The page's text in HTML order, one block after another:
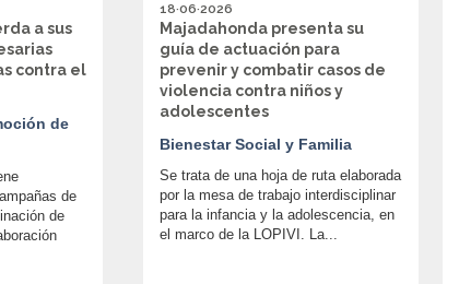
a sus
contra el
de
de
de
18·06·2026
Majadahonda presenta su
guía de actuación para
prevenir y combatir casos de
violencia contra niños y
adolescentes
Bienestar Social y Familia
Se trata de una hoja de ruta elaborada
por la mesa de trabajo interdisciplinar
para la infancia y la adolescencia, en
el marco de la LOPIVI. La...